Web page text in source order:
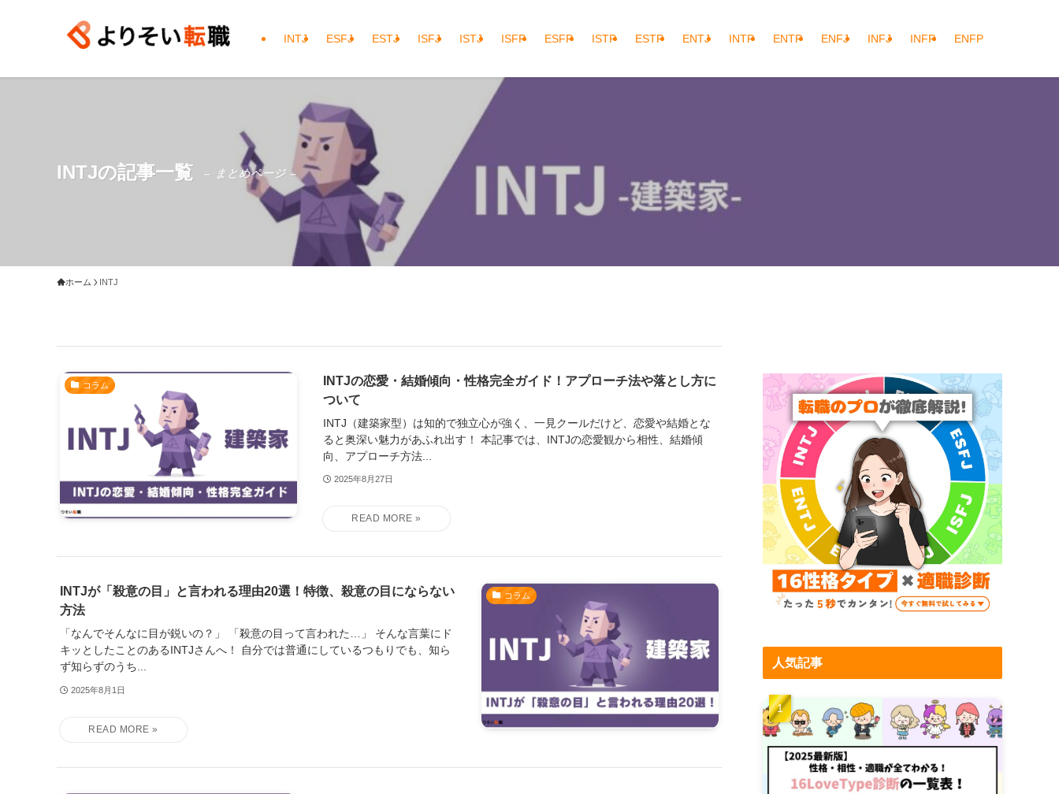
INTJ ESFJ ESTJ ISFJ ISTJ ISFP ESFP ISTP ESTP ENTJ INTP ENTP ENFJ INFJ INFP ENFP
INTJの記事一覧 – まとめページ –
ホーム INTJ
コラム
INTJの恋愛・結婚傾向・性格完全ガイド！アプローチ法や落とし方に
ついて
INTJ（建築家型）は知的で独立心が強く、一見クールだけど、恋愛や結婚とな
ると奥深い魅力があふれ出す！ 本記事では、INTJの恋愛観から相性、結婚傾
向、アプローチ方法...
2025年8月27日
コラム
INTJが「殺意の目」と言われる理由20選！特徴、殺意の目にならない
方法
「なんでそんなに目が鋭いの？」 「殺意の目って言われた…」 そんな言葉にド
キッとしたことのあるINTJさんへ！ 自分では普通にしているつもりでも、知ら
ず知らずのうち...
2025年8月1日
人気記事